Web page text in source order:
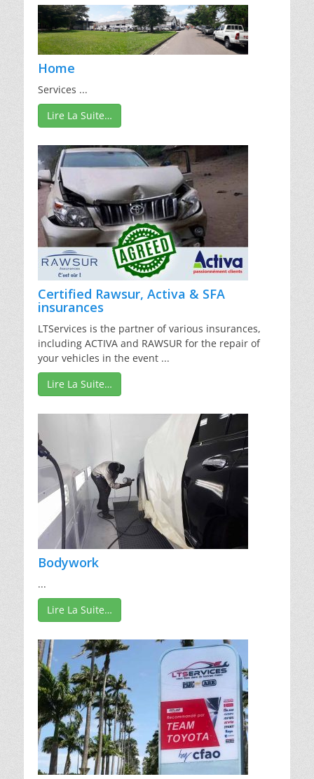
Home
Services ...
Lire La Suite…
Certified Rawsur, Activa & SFA
insurances
LTServices is the partner of various insurances,
including ACTIVA and RAWSUR for the repair of
your vehicles in the event ...
Lire La Suite…
Bodywork
...
Lire La Suite…